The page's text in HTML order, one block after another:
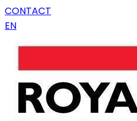
CONTACT
EN